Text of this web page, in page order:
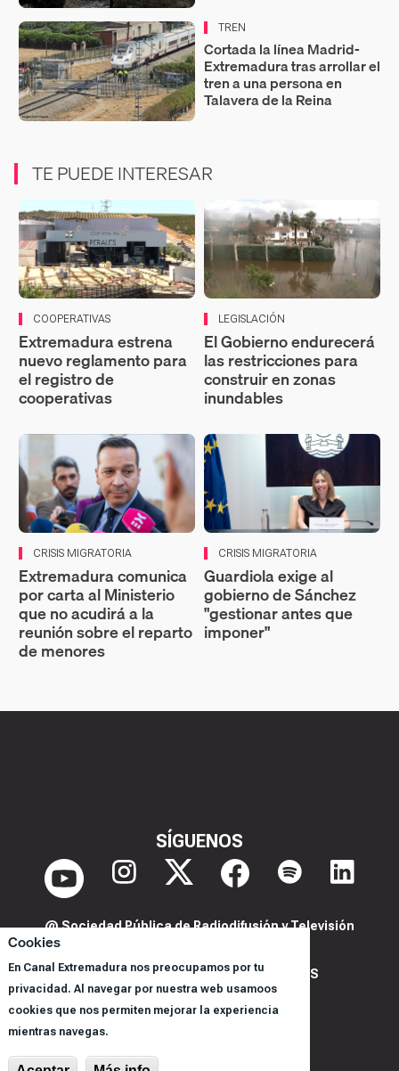
Cookies
En Canal Extremadura nos preocupamos por tu
privacidad. Al navegar por nuestra web usamoos
cookies que nos permiten mejorar la experiencia
mientras navegas.
TREN
Cortada la línea Madrid-
Extremadura tras arrollar el
tren a una persona en
Talavera de la Reina
TE PUEDE INTERESAR
COOPERATIVAS
Extremadura estrena
nuevo reglamento para
el registro de
cooperativas
LEGISLACIÓN
El Gobierno endurecerá
las restricciones para
construir en zonas
inundables
CRISIS MIGRATORIA
Extremadura comunica
por carta al Ministerio
que no acudirá a la
reunión sobre el reparto
de menores
CRISIS MIGRATORIA
Guardiola exige al
gobierno de Sánchez
"gestionar antes que
imponer"
SÍGUENOS
@ Sociedad Pública de Radiodifusión y Televisión
POLITICA DE PRIVACIDAD Y COOKIES